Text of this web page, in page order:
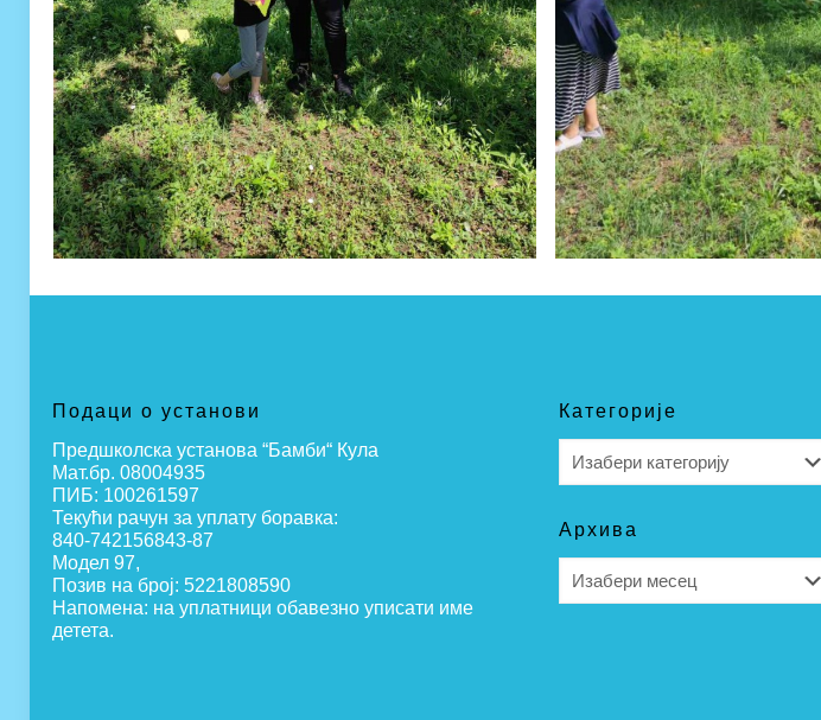
Подаци о установи
Предшколска установа “Бамби“ Кула
Мат.бр. 08004935
ПИБ: 100261597
Текући рачун за уплату боравка:
840-742156843-87
Модел 97,
Позив на број: 5221808590
Напомена: на уплатници обавезно уписати име
детета.
Категорије
Архива